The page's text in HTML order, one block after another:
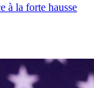
à la forte hausse